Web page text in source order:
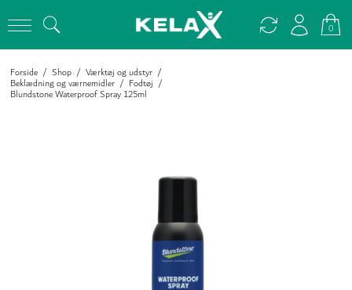
0
Forside / Shop / Værktøj og udstyr /
Beklædning og værnemidler / Fodtøj /
Blundstone Waterproof Spray 125ml